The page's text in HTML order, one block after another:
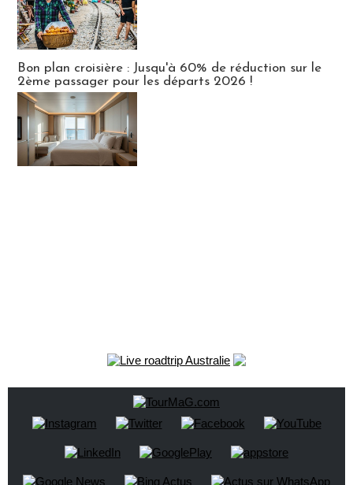
Bon plan croisière : Jusqu'à 60% de réduction sur le
2ème passager pour les départs 2026 !